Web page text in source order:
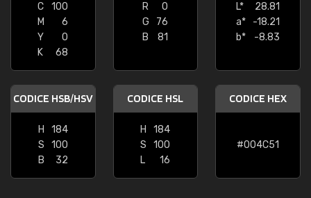
C
100
M
6
Y
0
K
68
R
0
G
76
B
81
L*
28.81
a*
-18.21
b*
-8.83
CODICE HSB/HSV
H
184
S
100
B
32
CODICE HSL
H
184
S
100
L
16
CODICE HEX
#004C51